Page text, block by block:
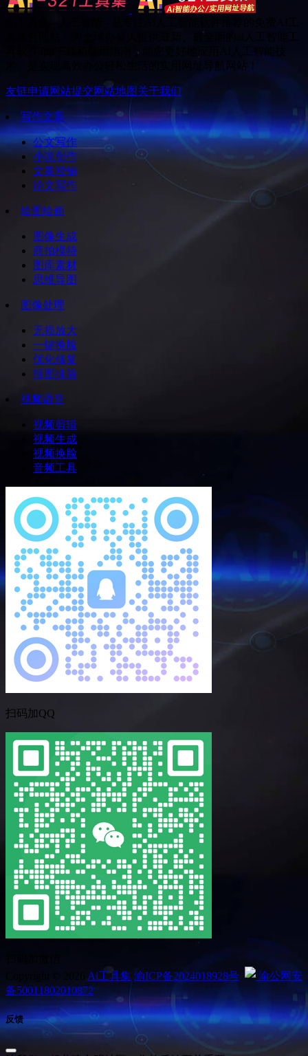
具软件app下载和使用指南，助您更好地应用AI人工智能技
术。是实现高效办公轻松生活的实用网址导航网站！
友链申请网站提交网站地图 关于我们
写作文案
公文写作
小说创作
文案营销
论文写作
绘图绘画
图像生成
商拍模特
图库素材
思维导图
图像处理
无损放大
一键换脸
优化修复
抠图抹除
视频语音
视频剪辑
视频生成
视频换脸
音频工具
扫码加QQ
Ai工具集 渝ICP备2024018928号
渝公网安
备50011802010872
反馈